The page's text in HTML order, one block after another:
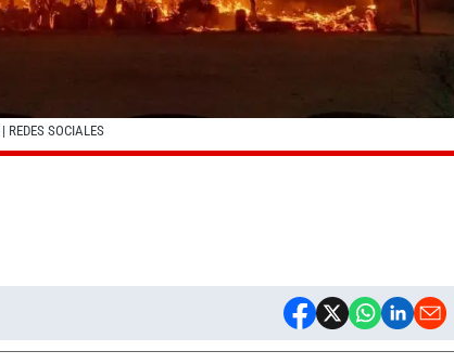
| REDES SOCIALES